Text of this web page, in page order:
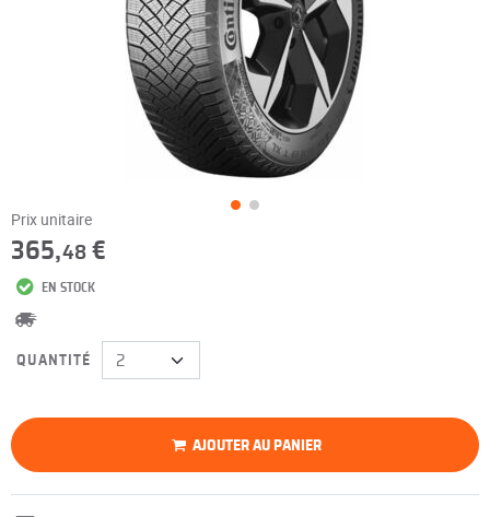
Prix unitaire
365,48 €
EN STOCK
QUANTITÉ
AJOUTER AU PANIER